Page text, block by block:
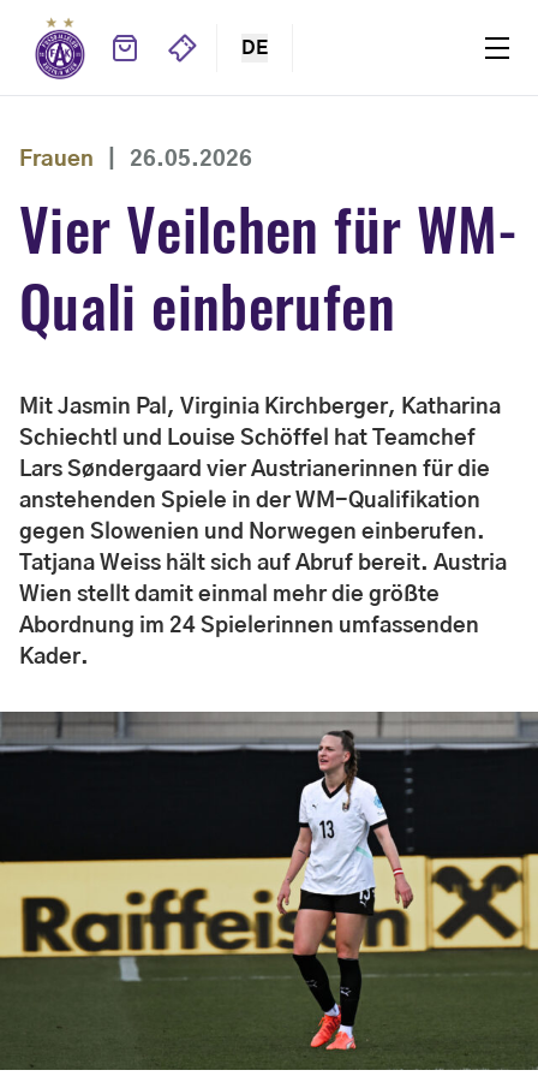
DE
Frauen 26.05.2026
Vier Veilchen für WM-
Quali einberufen
Mit Jasmin Pal, Virginia Kirchberger, Katharina
Schiechtl und Louise Schöffel hat Teamchef
Lars Søndergaard vier Austrianerinnen für die
anstehenden Spiele in der WM-Qualifikation
gegen Slowenien und Norwegen einberufen.
Tatjana Weiss hält sich auf Abruf bereit. Austria
Wien stellt damit einmal mehr die größte
Abordnung im 24 Spielerinnen umfassenden
Kader.